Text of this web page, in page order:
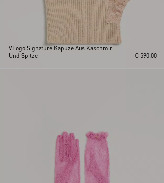
VLogo Signature Kapuze Aus Kaschmir
Und Spitze
€ 590,00